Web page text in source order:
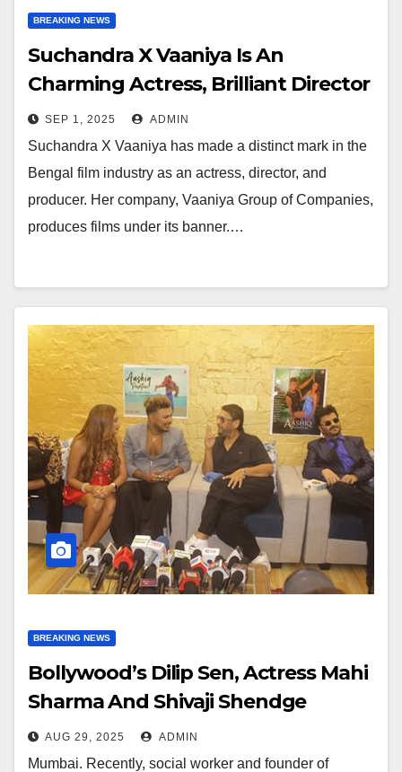
BREAKING NEWS
Suchandra X Vaaniya Is An
Charming Actress, Brilliant Director
And Producer In The Bengal Film
Industry
SEP 1, 2025 ADMIN
Suchandra X Vaaniya has made a distinct mark in the
Bengal film industry as an actress, director, and
producer. Her company, Vaaniya Group of Companies,
produces films under its banner.…
BREAKING NEWS
Bollywood’s Dilip Sen, Actress Mahi
Sharma And Shivaji Shendge
Arrived To Congratulate Mohan
Nair’s Play BHASMANCHAL
AUG 29, 2025 ADMIN
Mumbai. Recently, social worker and founder of